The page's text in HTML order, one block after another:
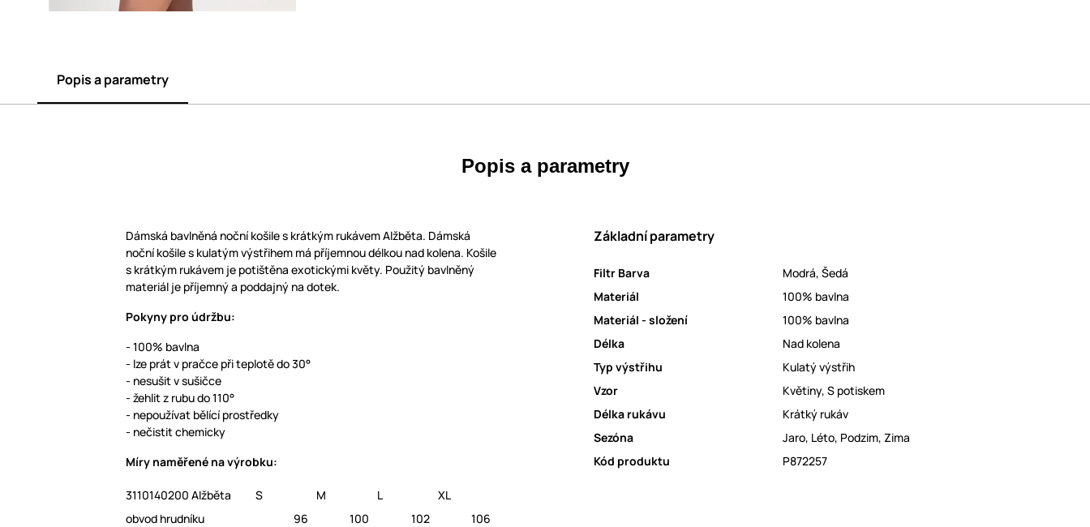
Popis a parametry
Popis a parametry
Dámská bavlněná noční košile s krátkým rukávem Alžběta. Dámská
noční košile s kulatým výstřihem má příjemnou délkou nad kolena. Košile
s krátkým rukávem je potištěna exotickými květy. Použitý bavlněný
materiál je příjemný a poddajný na dotek.
Pokyny pro údržbu:
- 100% bavlna
- lze prát v pračce při teplotě do 30°
- nesušit v sušičce
- žehlit z rubu do 110°
- nepoužívat bělící prostředky
- nečistit chemicky
Míry naměřené na výrobku:
3110140200 Alžběta S M L
XL
obvod hrudníku
96 100 102
106
Základní parametry
Filtr Barva Modrá, Šedá
Materiál
100% bavlna
Materiál - složení
100% bavlna
Délka
Nad kolena
Typ výstřihu
Kulatý výstřih
Vzor
Květiny, S potiskem
Délka rukávu
Krátký rukáv
Sezóna
Jaro, Léto, Podzim, Zima
Kód produktu
P872257